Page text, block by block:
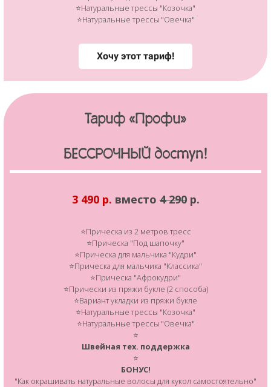
⭐Натуральные трессы "Козочка"
⭐Натуральные трессы "Овечка"
Хочу этот тариф!
Тариф «Профи»
БЕССРОЧНЫЙ доступ!
3 490 р. вместо4 290р.
⭐Прическа из 2 метров тресс
⭐Прическа "Под шапочку"
⭐Прическа для мальчика "Кудри"
⭐Прическа для мальчика "Классика"
⭐Прическа "Афрокудри"
⭐Прически из пряжи букле (2 способа)
⭐Вариант укладки из пряжи букле
⭐Натуральные трессы "Козочка"
⭐Натуральные трессы "Овечка"
⭐
Швейная тех. поддержка
⭐
БОНУС!
"Как окрашивать натуральные волосы для кукол самостоятельно"